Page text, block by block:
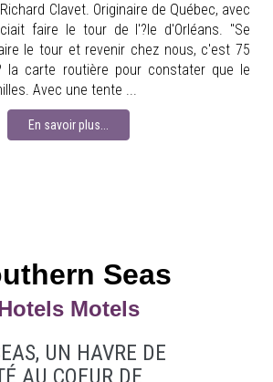
Clavet. Originaire de Québec, avec
faire le tour de l'?le d'Orléans. "Se
le tour et revenir chez nous, c'est 75
la carte routière pour constater que le
Avec une tente ...
En savoir plus...
Seas
Motels
UN HAVRE DE
AU COEUR DE